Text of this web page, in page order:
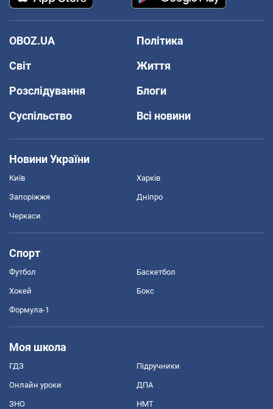
OBOZ.UA
Політика
Світ
Життя
Розслідування
Блоги
Суспільство
Всі новини
Новини України
Київ Харків
Запоріжжя Дніпро
Черкаси
Спорт
Футбол Баскетбол
Хокей Бокс
Формула-1
Моя школа
ГДЗ Підручники
Онлайн уроки ДПА
ЗНО НМТ